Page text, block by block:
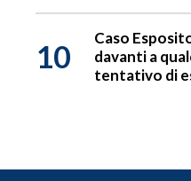
10
Caso
davanti a
tentativo di